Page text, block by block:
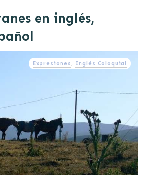
en inglés,
Expresiones , Inglés Coloquial